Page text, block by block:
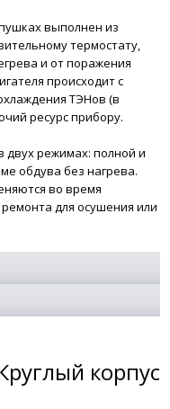
выполнен из
термостату,
и от поражения
происходит с
ТЭНов (в
ресурс прибору.
режимах: полной и
обдува без нагрева.
во время
для осушения или
корпус